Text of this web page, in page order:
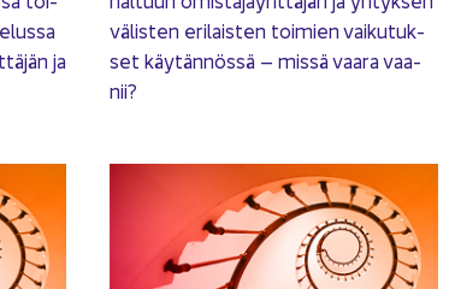
ja
vä­lis­ten eri­lais­ten toi­mien vai­ku­tuk­
set käy­tän­nös­sä – missä vaara vaa­
nii?